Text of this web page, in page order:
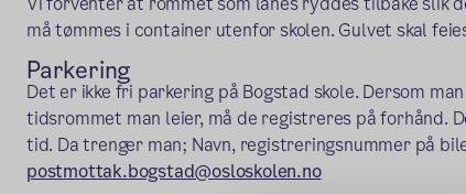
må tømmes i container utenfor skolen. Gulvet skal
Parkering
Det er ikke fri parkering på Bogstad skole. Dersom
tidsrommet man leier, må de registreres på forhånd.
tid. Da trenger man; Navn, registreringsnummer på
postmottak.bogstad@osloskolen.no